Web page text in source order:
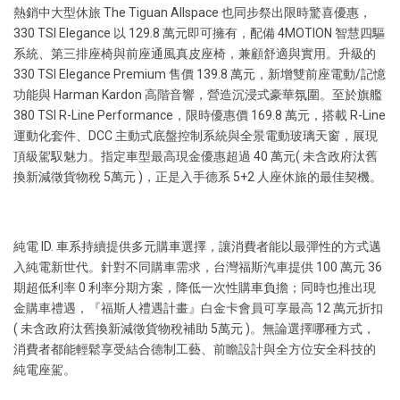
熱銷中大型休旅 The Tiguan Allspace 也同步祭出限時驚喜優惠，
330 TSI Elegance 以 129.8 萬元即可擁有，配備 4MOTION 智慧四驅
系統、第三排座椅與前座通風真皮座椅，兼顧舒適與實用。升級的
330 TSI Elegance Premium 售價 139.8 萬元，新增雙前座電動/記憶
功能與 Harman Kardon 高階音響，營造沉浸式豪華氛圍。至於旗艦
380 TSI R-Line Performance，限時優惠價 169.8 萬元，搭載 R-Line
運動化套件、DCC 主動式底盤控制系統與全景電動玻璃天窗，展現
頂級駕馭魅力。指定車型最高現金優惠超過 40 萬元( 未含政府汰舊
換新減徵貨物稅 5萬元 )，正是入手德系 5+2 人座休旅的最佳契機。
純電 ID. 車系持續提供多元購車選擇，讓消費者能以最彈性的方式邁
入純電新世代。針對不同購車需求，台灣福斯汽車提供 100 萬元 36
期超低利率 0 利率分期方案，降低一次性購車負擔；同時也推出現
金購車禮遇，『福斯人禮遇計畫』白金卡會員可享最高 12 萬元折扣
( 未含政府汰舊換新減徵貨物稅補助 5萬元 )。無論選擇哪種方式，
消費者都能輕鬆享受結合德制工藝、前瞻設計與全方位安全科技的
純電座駕。